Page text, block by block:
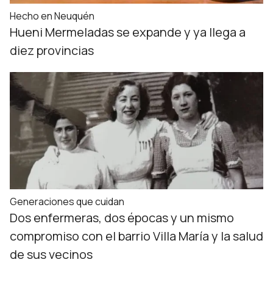
Hecho en Neuquén
Hueni Mermeladas se expande y ya llega a
diez provincias
Generaciones que cuidan
Dos enfermeras, dos épocas y un mismo
compromiso con el barrio Villa María y la salud
de sus vecinos